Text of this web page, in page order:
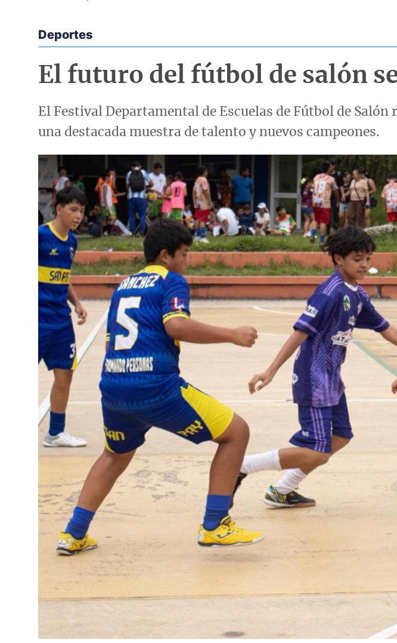
Econoticias y Eventos
Deportes
El futuro del fútbol de salón
El Festival Departamental de Escuelas de Fútbol de
una destacada muestra de talento y nuevos campeones.
Imagen